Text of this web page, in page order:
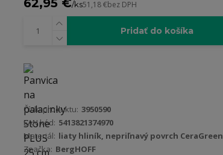
62,95 €/ks51,18 €bez DPH
Pridať do košíka
Číslo produktu: 3950590
EAN kód: 5413821374970
Materiál: liaty hliník, nepriľnavý povrch CeraGreen
Značka: BergHOFF